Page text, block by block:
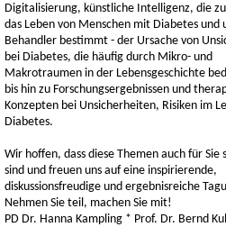
Digitalisierung, künstliche Intelligenz, die
das Leben von Menschen mit Diabetes und
Behandler bestimmt - der Ursache von
bei Diabetes, die häufig durch Mikro- und
Makrotraumen in der Lebensgeschichte
bis hin zu Forschungsergebnissen und
Konzepten bei Unsicherheiten, Risiken im
Diabetes.
Wir hoffen, dass diese Themen auch für Sie
sind und freuen uns auf eine inspirierende,
diskussionsfreudige und ergebnisreiche
Nehmen Sie teil, machen Sie mit!
PD Dr. Hanna Kampling * Prof. Dr. Bernd